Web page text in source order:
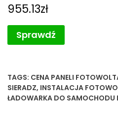
955.13zł
Sprawdź
TAGS: CENA PANELI
SIERADZ, INSTALACJA
ŁADOWARKA DO SAMOCHODU